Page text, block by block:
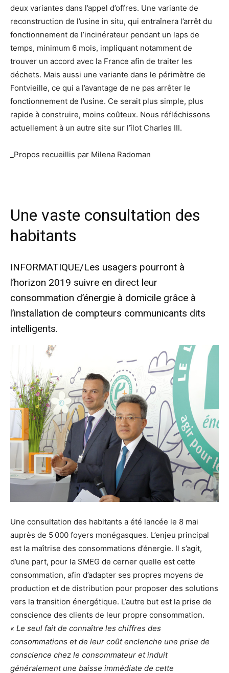
deux variantes dans l’appel d’offres. Une variante de
reconstruction de l’usine in situ, qui entraînera l’arrêt du
fonctionnement de l’incinérateur pendant un laps de
temps, minimum 6 mois, impliquant notamment de
trouver un accord avec la France afin de traiter les
déchets. Mais aussi une variante dans le périmètre de
Fontvieille, ce qui a l’avantage de ne pas arrêter le
fonctionnement de l’usine. Ce serait plus simple, plus
rapide à construire, moins coûteux. Nous réfléchissons
actuellement à un autre site sur l’îlot Charles III.
_Propos recueillis par Milena Radoman
Une vaste consultation des
habitants
INFORMATIQUE/Les usagers pourront à
l’horizon 2019 suivre en direct leur
consommation d’énergie à domicile grâce à
l’installation de compteurs communicants dits
intelligents.
Une consultation des habitants a été lancée le 8 mai
auprès de 5 000 foyers monégasques. L’enjeu principal
est la maîtrise des consommations d’énergie. Il s’agit,
d’une part, pour la SMEG de cerner quelle est cette
consommation, afin d’adapter ses propres moyens de
production et de distribution pour proposer des solutions
vers la transition énergétique. L’autre but est la prise de
conscience des clients de leur propre consommation.
« Le seul fait de connaître les chiffres des
consommations et de leur coût enclenche une prise de
conscience chez le consommateur et induit
généralement une baisse immédiate de cette